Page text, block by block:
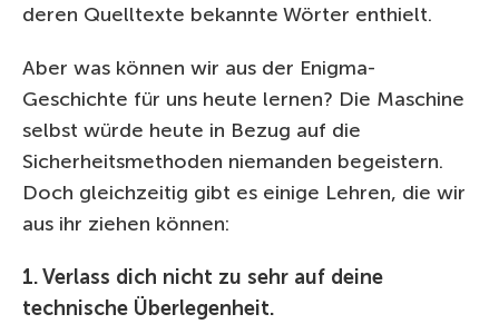
deren Quelltexte bekannte Wörter enthielt.
Aber was können wir aus der Enigma-
Geschichte für uns heute lernen? Die Maschine
selbst würde heute in Bezug auf die
Sicherheitsmethoden niemanden begeistern.
Doch gleichzeitig gibt es einige Lehren, die wir
aus ihr ziehen können:
1. Verlass dich nicht zu sehr auf deine
technische Überlegenheit.